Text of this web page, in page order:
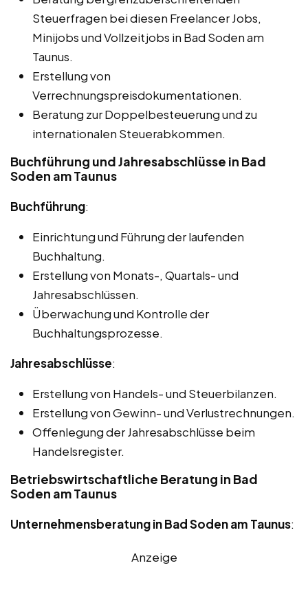
Steuerfragen bei diesen Freelancer Jobs,
Minijobs und Vollzeitjobs in Bad Soden am
Taunus.
Erstellung von
Verrechnungspreisdokumentationen.
Beratung zur Doppelbesteuerung und zu
internationalen Steuerabkommen.
Buchführung und Jahresabschlüsse in Bad
Soden am Taunus
Buchführung:
Einrichtung und Führung der laufenden
Buchhaltung.
Erstellung von Monats-, Quartals- und
Jahresabschlüssen.
Überwachung und Kontrolle der
Buchhaltungsprozesse.
Jahresabschlüsse:
Erstellung von Handels- und Steuerbilanzen.
Erstellung von Gewinn- und Verlustrechnungen.
Offenlegung der Jahresabschlüsse beim
Handelsregister.
Betriebswirtschaftliche Beratung in Bad
Soden am Taunus
Unternehmensberatung in Bad Soden am Taunus:
Anzeige